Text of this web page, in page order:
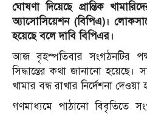
ঘোষণা দিয়েছে প্রান্তিক
অ্যাসোসিয়েশন (বিপিএ)।
হয়েছে বলে দাবি বিপিএর।
আজ বৃহস্পতিবার সংগঠনটির
সিদ্ধান্তের কথা জানানো হয়েছে।
খামার বন্ধ রাখার নির্দেশনা দেওয়া
গণমাধ্যমে পাঠানো বিবৃতিতে